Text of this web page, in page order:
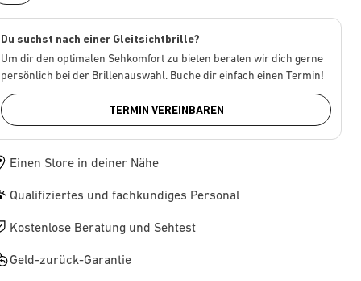
Du suchst nach einer Gleitsichtbrille?
Um dir den optimalen Sehkomfort zu bieten beraten wir dich gerne
persönlich bei der Brillenauswahl. Buche dir einfach einen Termin!
TERMIN VEREINBAREN
Einen Store in deiner Nähe
Qualifiziertes und fachkundiges Personal
Kostenlose Beratung und Sehtest
Geld-zurück-Garantie